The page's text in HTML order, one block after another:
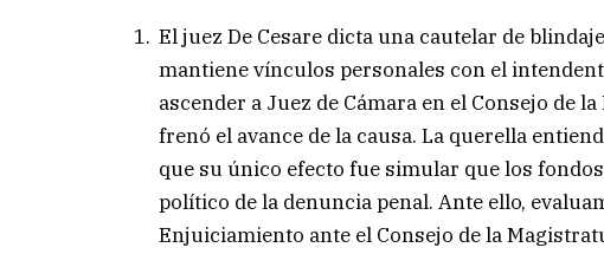
El juez De Cesare dicta una cautelar de
mantiene vínculos personales con el
ascender a Juez de Cámara en el Consejo de
frenó el avance de la causa. La querella
que su único efecto fue simular que los
político de la denuncia penal. Ante ello,
Enjuiciamiento ante el Consejo de la